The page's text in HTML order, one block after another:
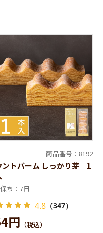
商品番号：8192
ントバーム しっかり芽 1
ち：7日
4.8 （347）
円 （税込）